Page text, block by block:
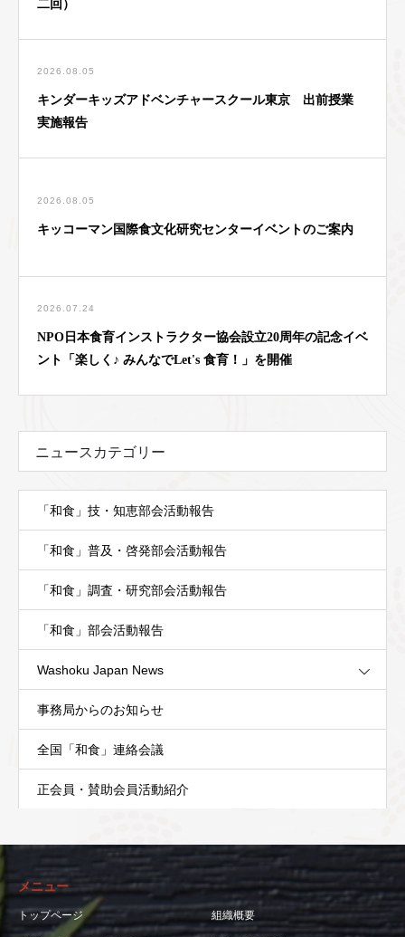
二回）
2026.08.05
キンダーキッズアドベンチャースクール東京 出前授業
実施報告
2026.08.05
キッコーマン国際食文化研究センターイベントのご案内
2026.07.24
NPO日本食育インストラクター協会設立20周年の記念イベ
ント「楽しく♪ みんなでLet's 食育！」を開催
ニュースカテゴリー
「和食」技・知恵部会活動報告
「和食」普及・啓発部会活動報告
「和食」調査・研究部会活動報告
「和食」部会活動報告
Washoku Japan News
事務局からのお知らせ
全国「和食」連絡会議
正会員・賛助会員活動紹介
メニュー
トップページ 組織概要